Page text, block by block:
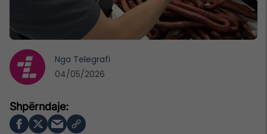
Nga Telegrafi
04/05/2026